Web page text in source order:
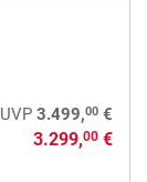
UVP 3.499,00€
3.299,00€